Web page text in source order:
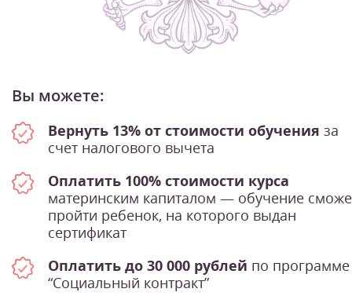
Вы можете:
Вернуть 13% от стоимости обучения за
счет налогового вычета
Оплатить 100% стоимости курса
материнским капиталом — обучение
пройти ребенок, на которого выдан
сертификат
Оплатить до 30 000 рублей по программе
“Социальный контракт”